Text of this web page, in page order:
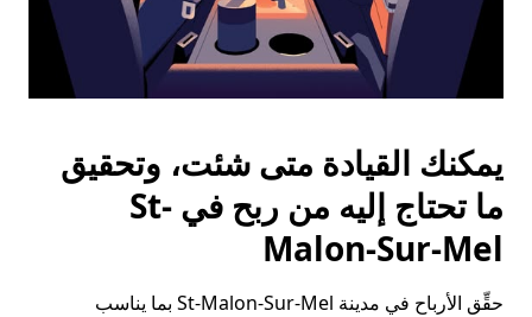
يمكنك القيادة متى شئت، وتحقيق
ما تحتاج إليه من ربح في St-
Malon-Sur-Mel
حقِّق الأرباح في مدينة St-Malon-Sur-Mel بما يناسب